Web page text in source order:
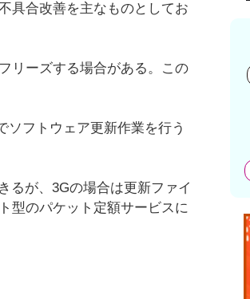
具合改善を主なものとしてお
リーズする場合がある。この
ソフトウェア更新作業を行う
るが、3Gの場合は更新ファイ
型のパケット定額サービスに